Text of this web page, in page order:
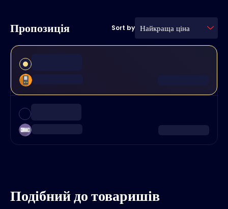
Пропозиція Sort by Найкраща ціна
Подібний до товаришів